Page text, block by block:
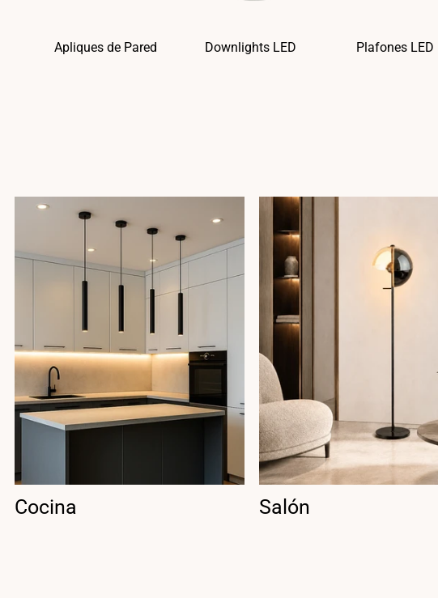
Apliques de Pared Downlights LED Plafones LED
Cocina Salón